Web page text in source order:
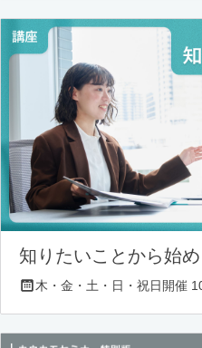
知りたいことから始